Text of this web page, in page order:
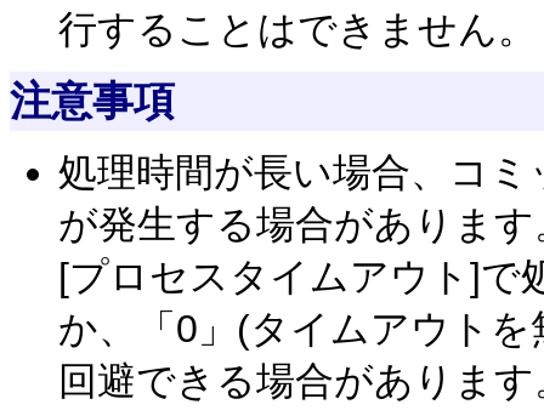
行することはできません。
注意事項
処理時間が長い場合、コ
が発生する場合がありま
[プロセスタイムアウト]で
か、「0」(タイムアウト
回避できる場合があります